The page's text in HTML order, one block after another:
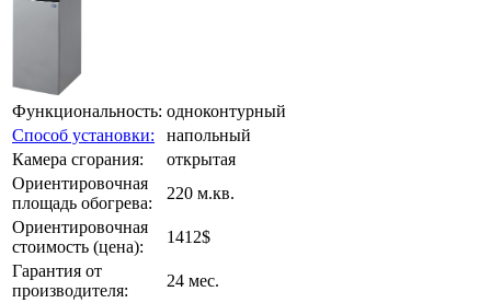
Функциональность: одноконтурный
Способ установки:
напольный
Камера сгорания:
открытая
Ориентировочная
площадь обогрева:
220 м.кв.
Ориентировочная
стоимость (цена):
1412$
Гарантия от
производителя:
24 мес.